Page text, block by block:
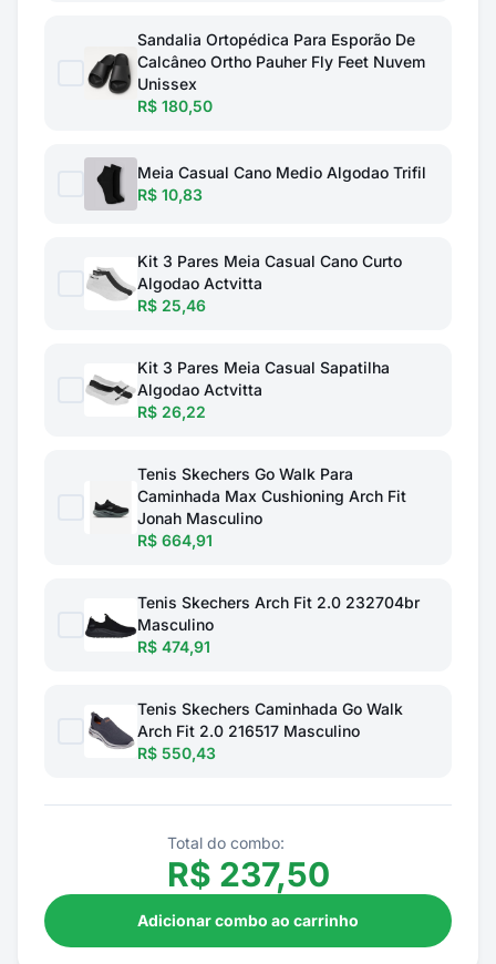
Sandalia Ortopédica Para Esporão De
Calcâneo Ortho Pauher Fly Feet Nuvem
Unissex
R$ 180,50
Meia Casual Cano Medio Algodao Trifil
R$ 10,83
Kit 3 Pares Meia Casual Cano Curto
Algodao Actvitta
R$ 25,46
Kit 3 Pares Meia Casual Sapatilha
Algodao Actvitta
R$ 26,22
Tenis Skechers Go Walk Para
Caminhada Max Cushioning Arch Fit
Jonah Masculino
R$ 664,91
Tenis Skechers Arch Fit 2.0 232704br
Masculino
R$ 474,91
Tenis Skechers Caminhada Go Walk
Arch Fit 2.0 216517 Masculino
R$ 550,43
Total do combo:
R$ 237,50
Adicionar combo ao carrinho